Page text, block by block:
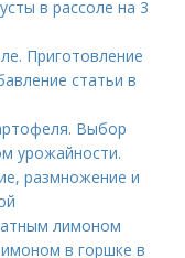
в рассоле на 3
Приготовление
статьи в
Выбор
урожайности.
размножение и
лимоном
в горшке в